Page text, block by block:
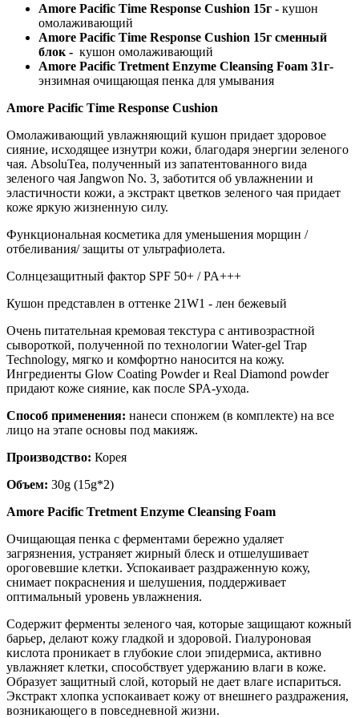
Amore Pacific Time Response Cushion 15г - кушон
омолаживающий
Amore Pacific Time Response Cushion 15г сменный
блок - кушон омолаживающий
Amore Pacific Tretment Enzyme Cleansing Foam 31г-
энзимная очищающая пенка для умывания
Amore Pacific Time Response Cushion
Омолаживающий увлажняющий кушон придает здоровое
сияние, исходящее изнутри кожи, благодаря энергии зеленого
чая. AbsoluTea, полученный из запатентованного вида
зеленого чая Jangwon No. 3, заботится об увлажнении и
эластичности кожи, а экстракт цветков зеленого чая придает
коже яркую жизненную силу.
Функциональная косметика для уменьшения морщин /
отбеливания/ защиты от ультрафиолета.
Солнцезащитный фактор SPF 50+ / PA+++
Кушон представлен в оттенке 21W1 - лен бежевый
Очень питательная кремовая текстура с антивозрастной
сывороткой, полученной по технологии Water-gel Trap
Technology, мягко и комфортно наносится на кожу.
Ингредиенты Glow Coating Powder и Real Diamond powder
придают коже сияние, как после SPA-ухода.
Способ применения: нанеси спонжем (в комплекте) на все
лицо на этапе основы под макияж.
Производство: Корея
Объем: 30g (15g*2)
Amore Pacific Tretment Enzyme Cleansing Foam
Очищающая пенка с ферментами бережно удаляет
загрязнения, устраняет жирный блеск и отшелушивает
ороговевшие клетки. Успокаивает раздраженную кожу,
снимает покраснения и шелушения, поддерживает
оптимальный уровень увлажнения.
Содержит ферменты зеленого чая, которые защищают кожный
барьер, делают кожу гладкой и здоровой. Гиалуроновая
кислота проникает в глубокие слои эпидермиса, активно
увлажняет клетки, способствует удержанию влаги в коже.
Образует защитный слой, который не дает влаге испариться.
Экстракт хлопка успокаивает кожу от внешнего раздражения,
возникающего в повседневной жизни.